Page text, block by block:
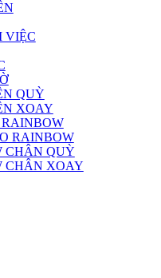
VIỆC
QUỲ
XOAY
RAINBOW
CHÂN QUỲ
CHÂN XOAY